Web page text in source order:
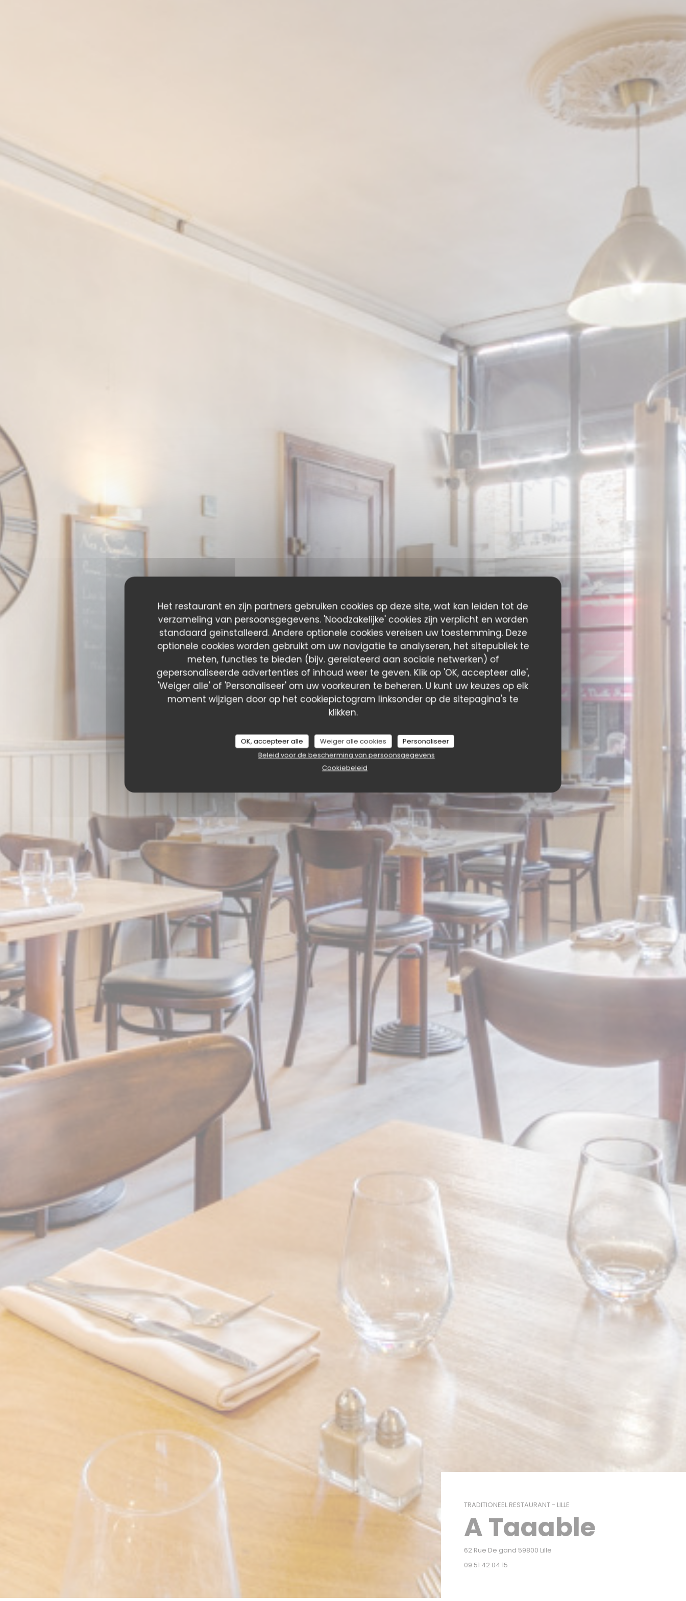
Het restaurant en zijn partners gebruiken cookies op deze site, wat kan leiden tot de
verzameling van persoonsgegevens. 'Noodzakelijke' cookies zijn verplicht en worden
standaard geïnstalleerd. Andere optionele cookies vereisen uw toestemming. Deze
optionele cookies worden gebruikt om uw navigatie te analyseren, het sitepubliek te
meten, functies te bieden (bijv. gerelateerd aan sociale netwerken) of
gepersonaliseerde advertenties of inhoud weer te geven. Klik op 'OK, accepteer alle',
'Weiger alle' of 'Personaliseer' om uw voorkeuren te beheren. U kunt uw keuzes op elk
moment wijzigen door op het cookiepictogram linksonder op de sitepagina's te
klikken.
OK, accepteer alle Weiger alle cookies
Personaliseer
Beleid voor de bescherming van persoonsgegevens
Cookiebeleid
TRADITIONEEL RESTAURANT- LILLE
A Taaable
62 Rue De gand 59800 Lille
09 51 42 04 15
A Taaable